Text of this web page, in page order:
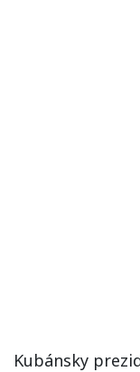
Kubánsky